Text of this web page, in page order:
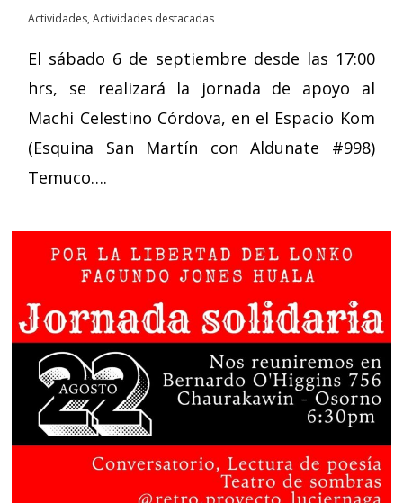
Actividades,Actividades destacadas
El sábado 6 de septiembre desde las 17:00
hrs, se realizará la jornada de apoyo al
Machi Celestino Córdova, en el Espacio Kom
(Esquina San Martín con Aldunate #998)
Temuco….